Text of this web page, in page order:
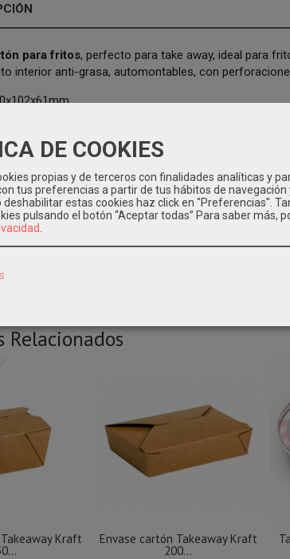
para fritos, perfecto para take away, ideal para
interior anti-grasa, automontables, con
450 unidades
Deposítalo en el contenedor azul para su
Relacionados
Kraft Envase cartón Takeaway Kraft
200...
DE COOKIES
propias y de terceros con finalidades analíticas y
tus preferencias a partir de tus hábitos de navegación
estas cookies haz click en "Preferencias".
pulsando el botón “Aceptar todas” Para saber más,